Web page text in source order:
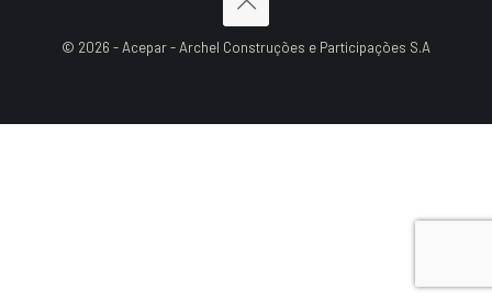
© 2026 - Acepar - Archel Construções e Participações S.A